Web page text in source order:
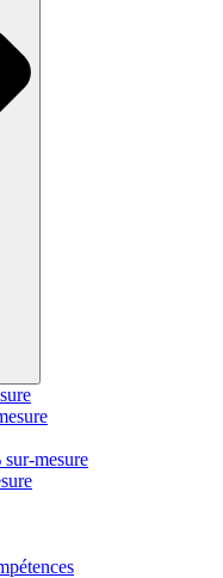
mesure